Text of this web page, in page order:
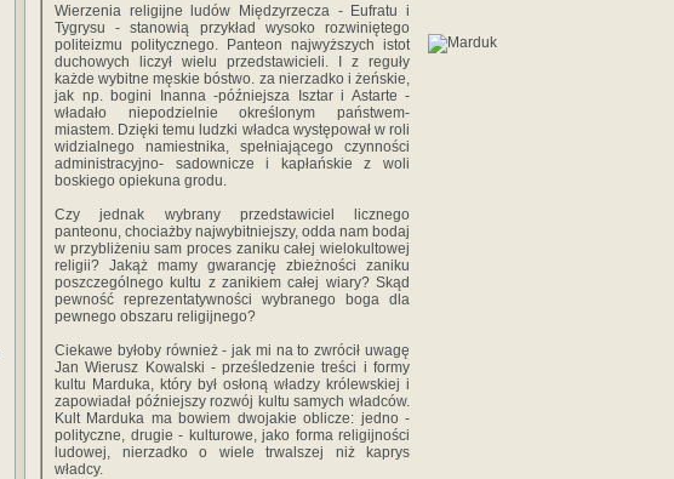
Wierzenia religijne ludów Międzyrzecza - Eufratu i
Tygrysu - stanowią przykład wysoko rozwiniętego
politeizmu politycznego. Panteon najwyższych istot
duchowych liczył wielu przedstawicieli. I z reguły
każde wybitne męskie bóstwo. za nierzadko i żeńskie,
jak np. bogini Inanna -późniejsza Isztar i Astarte -
władało niepodzielnie określonym państwem-
miastem. Dzięki temu ludzki władca występował w roli
widzialnego namiestnika, spełniającego czynności
administracyjno- sadownicze i kapłańskie z woli
boskiego opiekuna grodu.
Czy jednak wybrany przedstawiciel licznego
panteonu, chociażby najwybitniejszy, odda nam bodaj
w przybliżeniu sam proces zaniku całej wielokultowej
religii? Jakąż mamy gwarancję zbieżności zaniku
poszczególnego kultu z zanikiem całej wiary? Skąd
pewność reprezentatywności wybranego boga dla
pewnego obszaru religijnego?
Ciekawe byłoby również - jak mi na to zwrócił uwagę
Jan Wierusz Kowalski - prześledzenie treści i formy
kultu Marduka, który był osłoną władzy królewskiej i
zapowiadał późniejszy rozwój kultu samych władców.
Kult Marduka ma bowiem dwojakie oblicze: jedno -
polityczne, drugie - kulturowe, jako forma religijności
ludowej, nierzadko o wiele trwalszej niż kaprys
władcy.